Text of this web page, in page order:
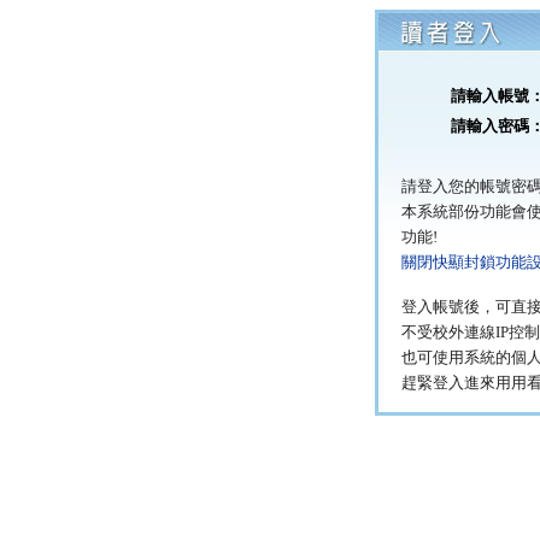
請輸入帳號
請輸入密碼
請登入您的帳號密
本系統部份功能會
功能!
關閉快顯封鎖功能
登入帳號後，可直
不受校外連線IP控
也可使用系統的個
趕緊登入進來用用